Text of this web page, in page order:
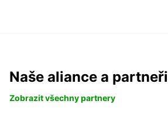
Naše aliance a partneři
Zobrazit všechny partnery